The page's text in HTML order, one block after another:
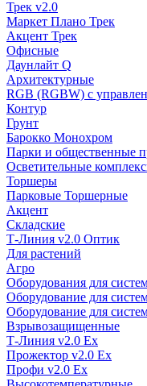
Трек v2.0
Маркет Плано Трек
Акцент Трек
Офисные
Даунлайт Q
Архитектурные
RGB (RGBW) с
Контур
Грунт
Барокко Монохром
Парки и общественные
Осветительные
Торшеры
Парковые Торшерные
Акцент
Складские
Т-Линия v2.0 Оптик
Для растений
Агро
Оборудования для
Оборудование для
Оборудование для
Взрывозащищенные
Т-Линия v2.0 Ex
Прожектор v2.0 Ex
Профи v2.0 Ex